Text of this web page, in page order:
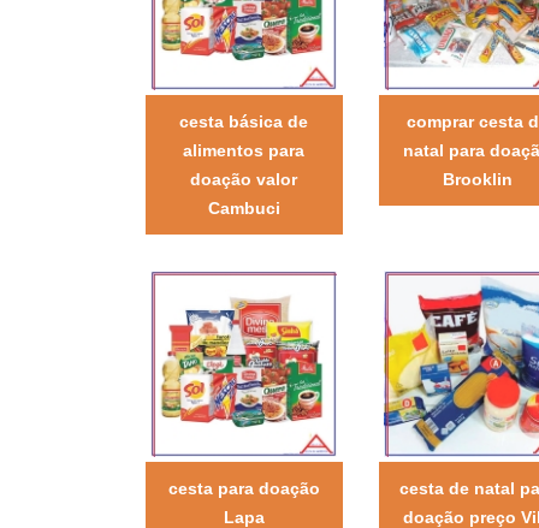
cesta básica de
alimentos para
doação valor
Cambuci
comprar cesta
natal para
Brooklin
cesta para doação
Lapa
cesta de natal
doação preço